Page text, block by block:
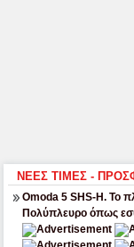
ΝΕΕΣ ΤΙΜΕΣ -
Omoda 5 SHS-H. Το
Πολύπλευρο όπως